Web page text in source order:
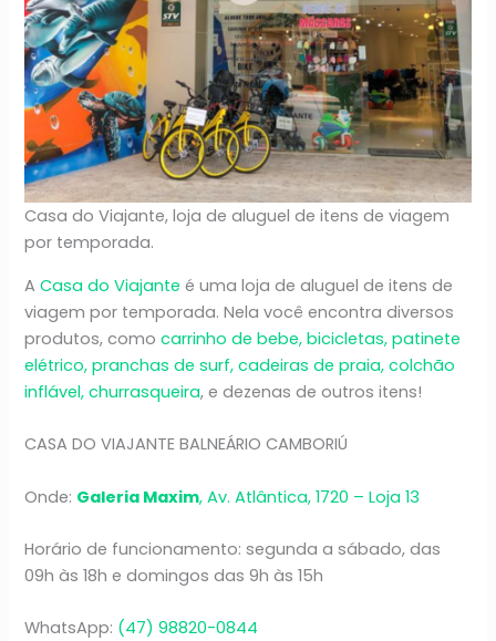
Casa do Viajante, loja de aluguel de itens de viagem
por temporada.
ACasa do Viajante é uma loja de aluguel de itens de
viagem por temporada. Nela você encontra diversos
produtos, comocarrinho de bebe, bicicletas, patinete
elétrico, pranchas de surf, cadeiras de praia, colchão
inflável, churrasqueira, e dezenas de outros itens!
CASA DO VIAJANTE BALNEÁRIO CAMBORIÚ
Onde: Galeria Maxim, Av. Atlântica, 1720 – Loja 13
Horário de funcionamento: segunda a sábado, das
09h às 18h e domingos das 9h às 15h
WhatsApp: (47) 98820-0844